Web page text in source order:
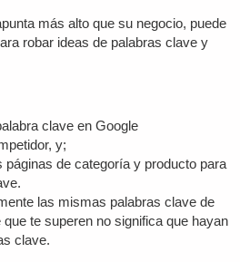
más alto que su negocio, puede
robar ideas de palabras clave y
clave en Google
y;
páginas de categoría y producto para
las mismas palabras clave de
te superen no significa que hayan
clave.